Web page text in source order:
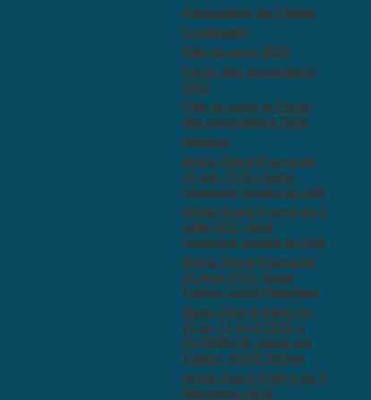
Présentation de l'Aïkido
Localisation
Fête du sport 2022
Forum des associations
2022
Fête du sport et Forum
des associations 2020
Horaires
Article Ouest France du
20 juin 2018 Quatre
nouveaux gradés au club
Article Ouest France du 4
juillet 2017 Neuf
nouveaux gradés au club
Article Ouest France du
20 Aout 2016 Stage
Toshiro SUGA Ploemeur
Stage d'été d'Aïkido du
15 au 21 Aout 2016 à
PLOEMEUR animé par
Toshiro SUGA Shihan
Article Ouest France du 5
Novembre 2015